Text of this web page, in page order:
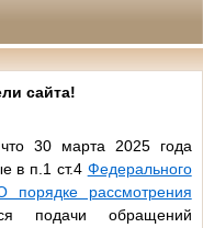
сайта!
30 марта 2025 года
в п.1 ст.4 Федерального
рассмотрения
подачи обращений